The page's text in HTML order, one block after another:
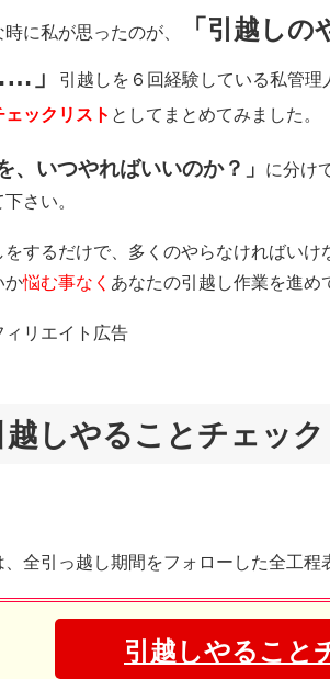
時に私が思ったのが、
「引越し
」
引越しを６回経験している私管理
ェックリスト としてまとめてみました。
、いつやればいいのか？」
に分け
さい。
をするだけで、多くのやらなければい
か悩む事なく あなたの引越し作業を進め
ィリエイト広告
越しやることチェック
、全引っ越し期間をフォローした全工程
引越しやるこ